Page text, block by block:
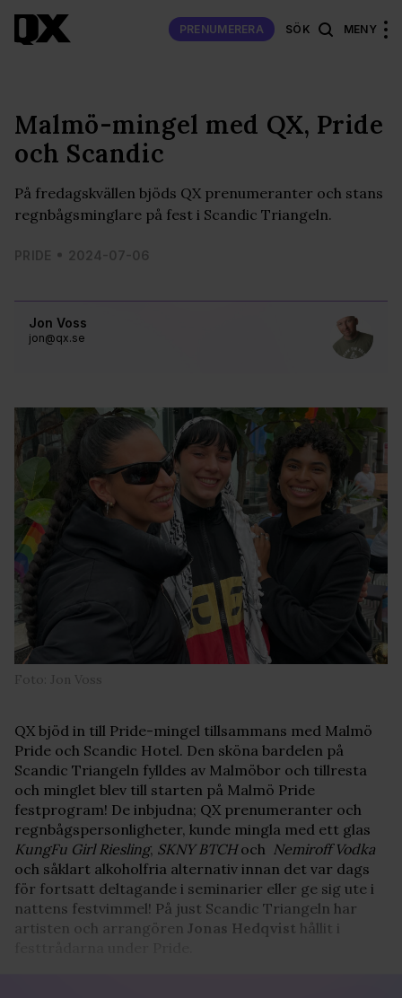
PRENUMERERA SÖK MENY
Jon Voss
jon@qx.se
Malmö-mingel med QX, Pride
och Scandic
På fredagskvällen bjöds QX prenumeranter och stans
regnbågsminglare på fest i Scandic Triangeln.
PRIDE 2024-07-06
Foto: Jon Voss
QX bjöd in till Pride-mingel tillsammans med Malmö
Pride och Scandic Hotel. Den sköna bardelen på
Scandic Triangeln fylldes av Malmöbor och tillresta
och minglet blev till starten på Malmö Pride
festprogram! De inbjudna; QX prenumeranter och
regnbågspersonligheter, kunde mingla med ett glas
KungFu Girl Riesling, SKNY BTCHoch Nemiroff Vodka
och såklart alkoholfria alternativ innan det var dags
för fortsatt deltagande i seminarier eller ge sig ute i
nattens festvimmel! På just Scandic Triangeln har
artisten och arrangören Jonas Hedqvist hållit i